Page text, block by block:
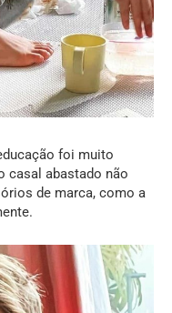
foi muito
casal abastado não
de marca, como a